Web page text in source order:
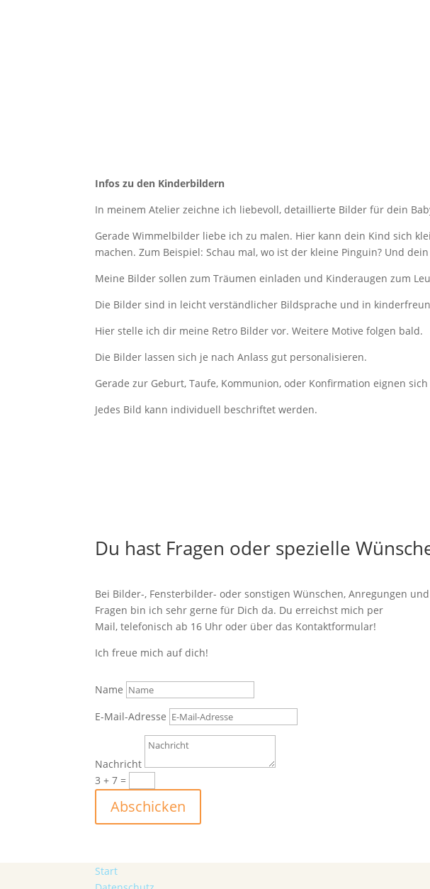
Infos zu den Kinderbildern
In meinem Atelier zeichne ich liebevoll, detaillierte Bilder für dein
Gerade Wimmelbilder liebe ich zu malen. Hier kann dein Kind sich
machen. Zum Beispiel: Schau mal, wo ist der kleine Pinguin? Und
Meine Bilder sollen zum Träumen einladen und Kinderaugen zum
Die Bilder sind in leicht verständlicher Bildsprache und in
Hier stelle ich dir meine Retro Bilder vor. Weitere Motive folgen bald.
Die Bilder lassen sich je nach Anlass gut personalisieren.
Gerade zur Geburt, Taufe, Kommunion, oder Konfirmation eignen
Jedes Bild kann individuell beschriftet werden.
Du hast Fragen oder spezielle
Bei Bilder-, Fensterbilder- oder sonstigen Wünschen, Anregungen und
Fragen bin ich sehr gerne für Dich da. Du erreichst mich per
Mail, telefonisch ab 16 Uhr oder über das Kontaktformular!
Ich freue mich auf dich!
Name
E-Mail-Adresse
Nachricht
3 + 7 =
Abschicken
Start